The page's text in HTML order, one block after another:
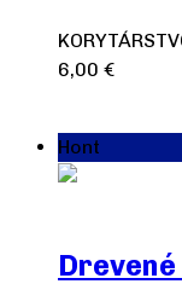
6,00 €
Hont